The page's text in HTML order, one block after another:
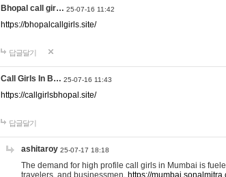
Bhopal call gir… 25-07-16 11:42
https://bhopalcallgirls.site/
답글달기
Call Girls In B… 25-07-16 11:43
https://callgirlsbhopal.site/
답글달기
ashitaroy 25-07-17 18:18
The demand for high profile call girls in Mumbai is
travelers, and businessmen. https://